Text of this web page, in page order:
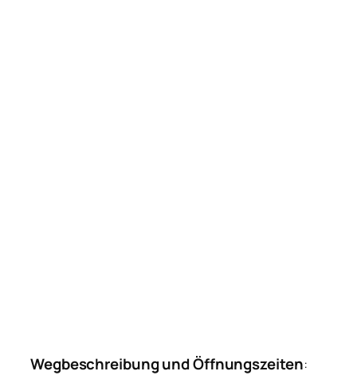
Wegbeschreibung und Öffnungszeiten: